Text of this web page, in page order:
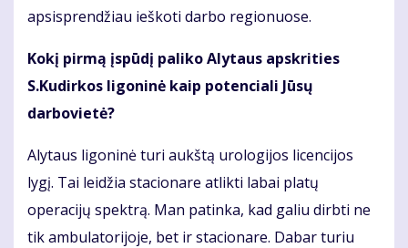
apsisprendžiau ieškoti darbo regionuose.
Kokį pirmą įspūdį paliko Alytaus apskrities
S.Kudirkos ligoninė kaip potenciali Jūsų
darbovietė?
Alytaus ligoninė turi aukštą urologijos licencijos
lygį. Tai leidžia stacionare atlikti labai platų
operacijų spektrą. Man patinka, kad galiu dirbti ne
tik ambulatorijoje, bet ir stacionare. Dabar turiu